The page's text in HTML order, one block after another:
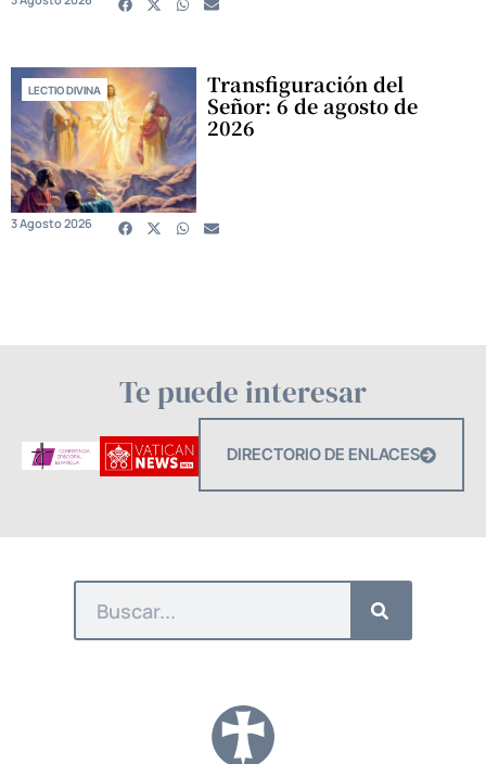
LECTIO DIVINA Transfiguración del
Señor: 6 de agosto de
2026
3 Agosto 2026
Te puede interesar
DIRECTORIO DE ENLACES